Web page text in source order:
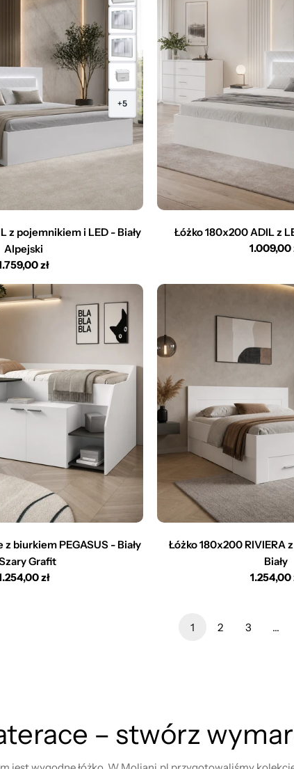
+5
z pojemnikiem i LED - Biały
Alpejski
zł
Łóżko 180x200 ADIL z
Cena
1.009,00
z biurkiem PEGASUS - Biały
Grafit
zł
Łóżko 180x200 RIVIERA
Biały
Cena
1.254,00
1 2 3 …
– stwórz